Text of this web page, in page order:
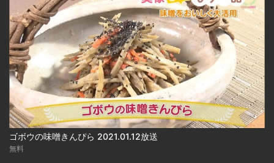
ゴボウの味噌きんぴら 2021.01.12放送
無料